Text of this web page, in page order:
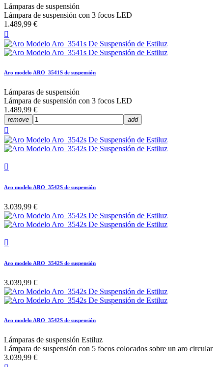
Lámparas de suspensión
Lámpara de suspensión con 3 focos LED
1.489,99 €

Aro modelo ARO_3541S de suspensión
Lámparas de suspensión
Lámpara de suspensión con 3 focos LED
1.489,99 €
remove add


Aro modelo ARO_3542S de suspensión
3.039,99 €

Aro modelo ARO_3542S de suspensión
3.039,99 €
Aro modelo ARO_3542S de suspensión
Lámparas de suspensión Estiluz
Lámpara de suspensión con 5 focos colocados sobre un aro circular
3.039,99 €